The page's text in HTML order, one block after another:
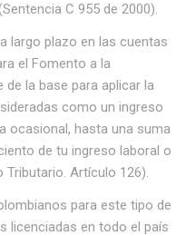
C 955 de 2000).
largo plazo en las cuentas
el Fomento a la
de la base para aplicar la
como un ingreso
ocasional, hasta una suma
de tu ingreso laboral o
Artículo 126).
para este tipo de
licenciadas en todo el país